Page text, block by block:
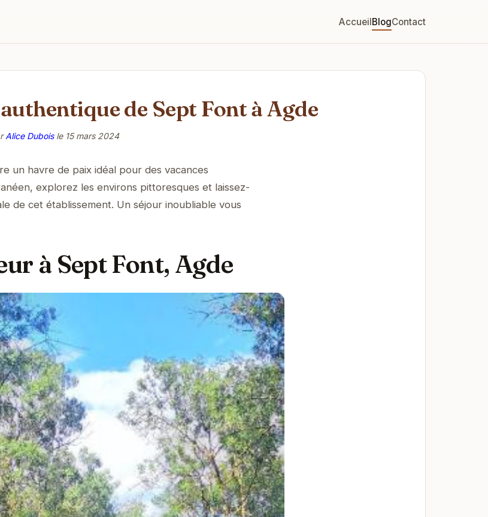
AccueilBlogContact
de Sept Font à Agde
Alice Duboisle 15 mars 2024
un havre de paix idéal pour des vacances
explorez les environs pittoresques et laissez-
de cet établissement. Un séjour inoubliable vous
à Sept Font, Agde